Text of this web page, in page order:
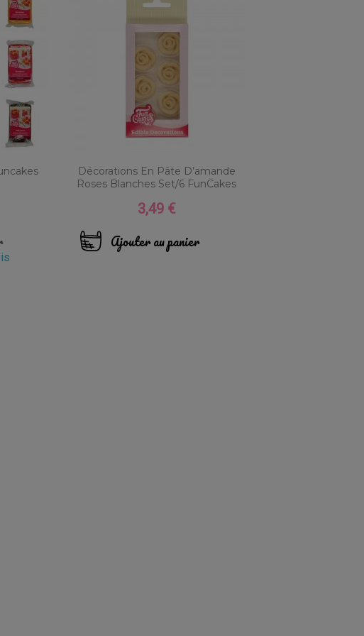
Décorations En Pâte D’amande
Roses Blanches Set/6 FunCakes
Prix
3,49 €
Ajouter au panier